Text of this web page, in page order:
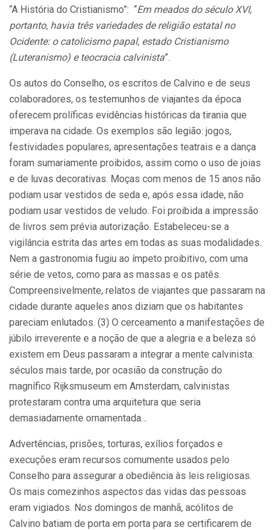
“A História do Cristianismo”: “Em meados do século XVI,
portanto, havia três variedades de religião estatal no
Ocidente: o catolicismo papal, estado Cristianismo
(Luteranismo) e teocracia calvinista”.
Os autos do Conselho, os escritos de Calvino e de seus
colaboradores, os testemunhos de viajantes da época
oferecem prolíficas evidências históricas da tirania que
imperava na cidade. Os exemplos são legião: jogos,
festividades populares, apresentações teatrais e a dança
foram sumariamente proibidos, assim como o uso de joias
e de luvas decorativas. Moças com menos de 15 anos não
podiam usar vestidos de seda e, após essa idade, não
podiam usar vestidos de veludo. Foi proibida a impressão
de livros sem prévia autorização. Estabeleceu-se a
vigilância estrita das artes em todas as suas modalidades.
Nem a gastronomia fugiu ao ímpeto proibitivo, com uma
série de vetos, como para as massas e os patês.
Compreensivelmente, relatos de viajantes que passaram na
cidade durante aqueles anos diziam que os habitantes
pareciam enlutados. (3) O cerceamento a manifestações de
júbilo irreverente e a noção de que a alegria e a beleza só
existem em Deus passaram a integrar a mente calvinista:
séculos mais tarde, por ocasião da construção do
magnífico Rijksmuseum em Amsterdam, calvinistas
protestaram contra uma arquitetura que seria
demasiadamente ornamentada…
Advertências, prisões, torturas, exílios forçados e
execuções eram recursos comumente usados pelo
Conselho para assegurar a obediência às leis religiosas.
Os mais comezinhos aspectos das vidas das pessoas
eram vigiados. Nos domingos de manhã, acólitos de
Calvino batiam de porta em porta para se certificarem de